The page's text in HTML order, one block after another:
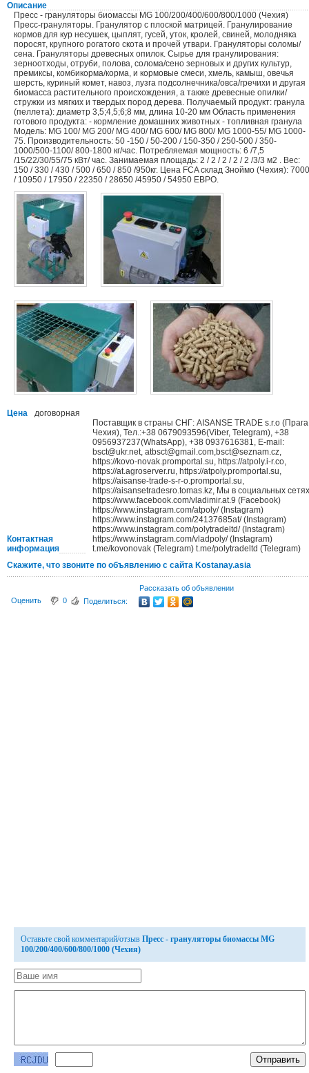
Описание
Пресс - грануляторы биомассы MG 100/200/400/600/800/1000 (Чехия)
Пресс-грануляторы. Гранулятор с плоской матрицей. Гранулирование
кормов для кур несушек, цыплят, гусей, уток, кролей, свиней, молодняка
поросят, крупного рогатого скота и прочей утвари. Грануляторы соломы/
сена. Грануляторы древесных опилок. Сырье для гранулирования:
зерноотходы, отруби, полова, солома/сено зерновых и других культур,
премиксы, комбикорма/корма, и кормовые смеси, хмель, камыш, овечья
шерсть, куриный комет, навоз, лузга подсолнечника/овса/гречихи и другая
биомасса растительного происхождения, а также древесные опилки/
стружки из мягких и твердых пород дерева. Получаемый продукт: гранула
(пеллета): диаметр 3,5;4,5;6;8 мм, длина 10-20 мм Область применения
готового продукта: - кормление домашних животных - топливная гранула
Модель: MG 100/ MG 200/ MG 400/ MG 600/ MG 800/ MG 1000-55/ MG 1000-
75. Производительность: 50 -150 / 50-200 / 150-350 / 250-500 / 350-
1000/500-1100/ 800-1800 кг/час. Потребляемая мощность: 6 /7,5
/15/22/30/55/75 кВт/ час. Занимаемая площадь: 2 / 2 / 2 / 2 / 2 /3/3 м2 . Вес:
150 / 330 / 430 / 500 / 650 / 850 /950кг. Цена FCA склад Зноймо (Чехия): 7000
/ 10950 / 17950 / 22350 / 28650 /45950 / 54950 ЕВРО.
Цена договорная
Контактная
информация
Поставщик в страны СНГ: AISANSE TRADE s.r.o
Чехия), Тел.:+38 0679093596(Viber, Telegram), +38
0956937237(WhatsApp), +38 0937616381, E-mail:
bsct@ukr.net, atbsct@gmail.com,bsct@seznam.cz,
https://kovo-novak.promportal.su, https://atpoly.i-r.co,
https://at.agroserver.ru, https://atpoly.promportal.su,
https://aisanse-trade-s-r-o.promportal.su,
https://aisansetradesro.tomas.kz, Мы в социальных
https://www.facebook.com/vladimir.at.9 (Facebook)
https://www.instagram.com/atpoly/ (Instagram)
https://www.instagram.com/24137685at/ (Instagram)
https://www.instagram.com/polytradeltd/ (Instagram)
https://www.instagram.com/vladpoly/ (Instagram)
t.me/kovonovak (Telegram) t.me/polytradeltd (Telegram)
Скажите, что звоните по объявлению с сайта Kostanay.asia
Рассказать об объявлении
Оценить
0 Поделиться:
Оставьте свой комментарий/отзыв Пресс - грануляторы биомассы MG
100/200/400/600/800/1000 (Чехия)